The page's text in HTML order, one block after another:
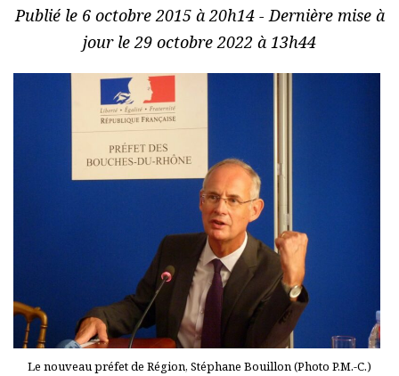
Publié le 6 octobre 2015 à 20h14 - Dernière mise à
jour le 29 octobre 2022 à 13h44
Le nouveau préfet de Région, Stéphane Bouillon (Photo P.M.-C.)